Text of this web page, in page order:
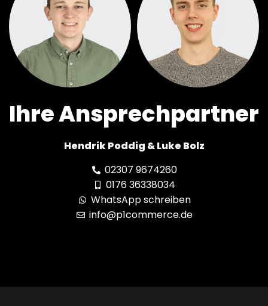
Ihre Ansprechpartner
Hendrik Poddig & Luke Bolz
02307 9674260
0176 36338034
WhatsApp schreiben
info@p1commerce.de